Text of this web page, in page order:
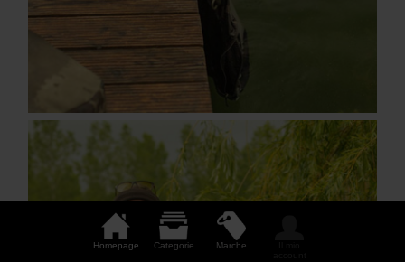
Homepage Categorie Marche